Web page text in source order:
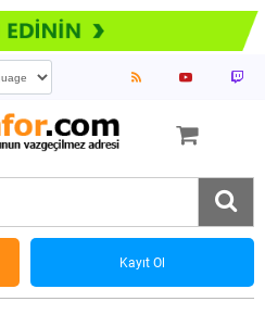
Kayıt Ol